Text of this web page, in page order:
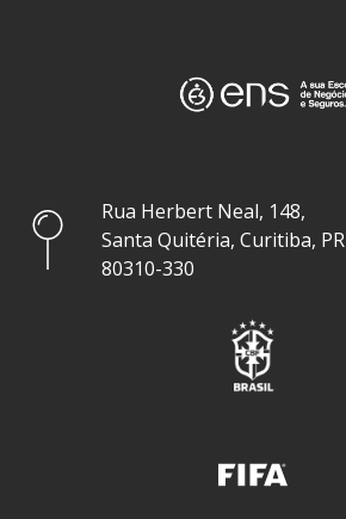
Rua Herbert Neal, 148,
Santa Quitéria, Curitiba, PR
80310-330